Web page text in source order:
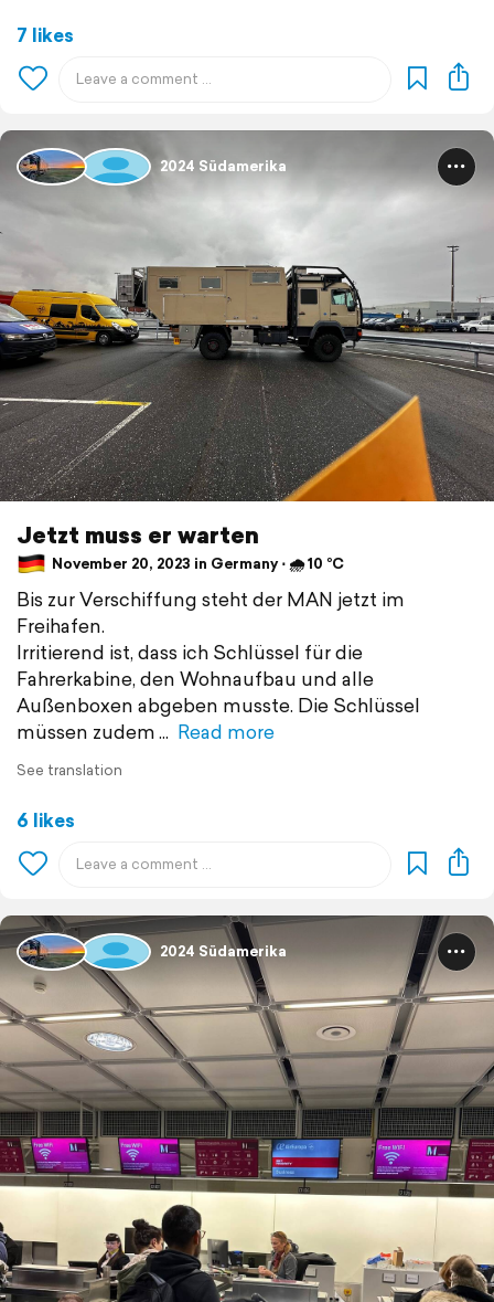
7 likes
2024 Südamerika
Jetzt muss er warten
November 20, 2023 in Germany ⋅ 🌧 10 °C
Bis zur Verschiffung steht der MAN jetzt im
Freihafen.
Irritierend ist, dass ich Schlüssel für die
Fahrerkabine, den Wohnaufbau und alle
Außenboxen abgeben musste. Die Schlüssel
müssen zudem
Read more
See translation
6 likes
2024 Südamerika